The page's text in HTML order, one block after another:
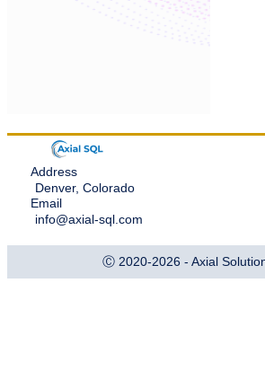
Address
Denver, Colorado
Email
info@axial-sql.com
Ⓒ 2020-2026 - Axial